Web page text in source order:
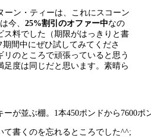
ーン・ティーは、これにスコーン
今、 25%割引のオファー中なの
ス料でした（期限がはっきりと書
間中にぜひ試してみてくださ
リのところで頑張っていると思う
足度は同じだと思います。素晴ら
が並ぶ棚。1本450ポンドから7600ポ
て書くのを忘れるところでした^^;